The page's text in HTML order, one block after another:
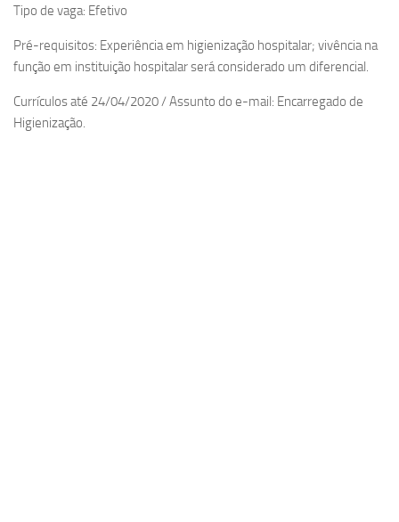
Tipo de vaga: Efetivo
Pré-requisitos: Experiência em higienização hospitalar; vivência na
função em instituição hospitalar será considerado um diferencial.
Currículos até 24/04/2020 / Assunto do e-mail: Encarregado de
Higienização.